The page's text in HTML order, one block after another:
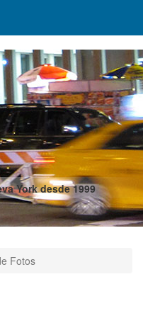
York desde 1999
Fotos